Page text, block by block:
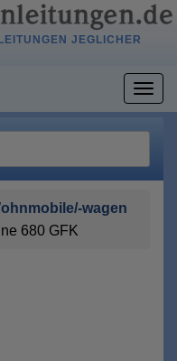
JEGLICHER
wagen
680 GFK